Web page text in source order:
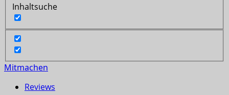
Inhaltsuche
Mitmachen
Reviews